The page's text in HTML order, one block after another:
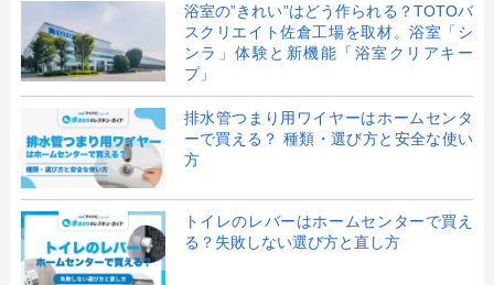
浴室の”きれい”はどう作られる？TOTOバ
スクリエイト佐倉工場を取材。浴室「シ
ンラ」体験と新機能「浴室クリアキー
プ」
排水管つまり用ワイヤーはホームセンタ
ーで買える？ 種類・選び方と安全な使い
方
トイレのレバーはホームセンターで買え
る？失敗しない選び方と直し方